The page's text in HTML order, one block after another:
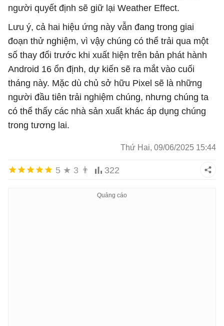
người quyết định sẽ giữ lại Weather Effect.
Lưu ý, cả hai hiệu ứng này vẫn đang trong giai
đoạn thử nghiệm, vì vậy chúng có thể trải qua một
số thay đổi trước khi xuất hiện trên bản phát hành
Android 16 ổn định, dự kiến ​​sẽ ra mắt vào cuối
tháng này. Mặc dù chủ sở hữu Pixel sẽ là những
người đầu tiên trải nghiệm chúng, nhưng chúng ta
có thể thấy các nhà sản xuất khác áp dụng chúng
trong tương lai.
Thứ Hai, 09/06/2025 15:44
5 ★ 3 👨 322